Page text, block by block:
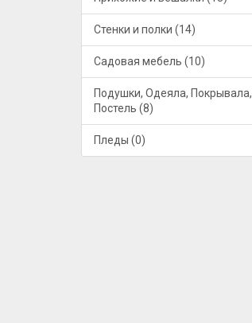
Стенки и полки (14)
Садовая мебель (10)
Подушки, Одеяла, Покрывала,
Постель (8)
Пледы (0)